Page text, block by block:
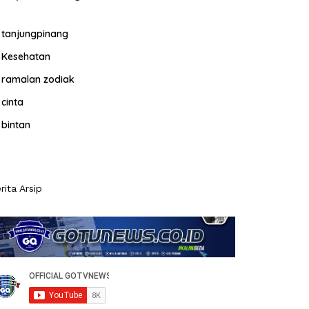
tanjungpinang
Kesehatan
ramalan zodiak
cinta
bintan
Arsip